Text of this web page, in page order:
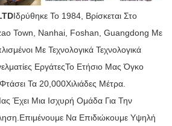
Ιδρύθηκε Το 1984, Βρίσκεται Στο
Town, Nanhai, Foshan, Guangdong Με
Με Τεχνολογικά Τεχνολογικά
ΕργάτεςΤο Ετήσιο Μας Όγκο
Τα 20,000Χιλιάδες Μέτρα.
Έχει Μια Ισχυρή Ομάδα Για Την
Να Επιδιώκουμε Υψηλή